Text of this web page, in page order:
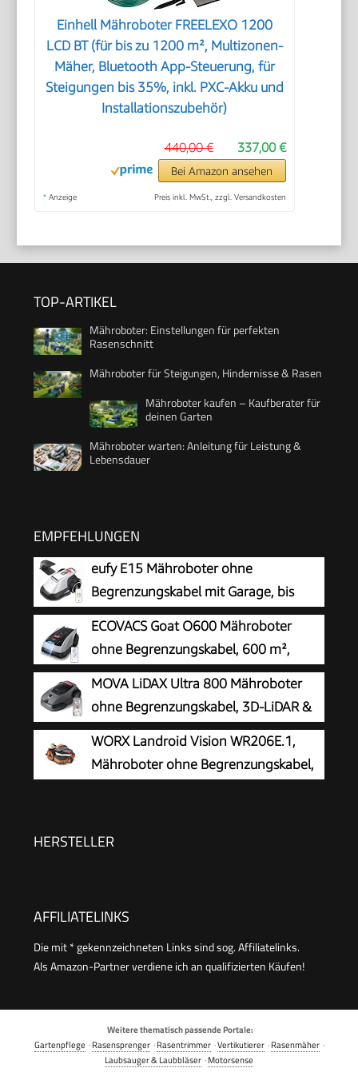
Einhell Mähroboter FREELEXO 1200
LCD BT (für bis zu 1200 m², Multizonen-
Mäher, Bluetooth App-Steuerung, für
Steigungen bis 35%, inkl. PXC-Akku und
Installationszubehör)
337,00 €
440,00 €
Bei Amazon ansehen
* Anzeige Preis inkl. MwSt., zzgl. Versandkosten
TOP-ARTIKEL
Mähroboter: Einstellungen für perfekten
Rasenschnitt
Mähroboter für Steigungen, Hindernisse & Rasen
Mähroboter kaufen – Kaufberater für
deinen Garten
Mähroboter warten: Anleitung für Leistung &
Lebensdauer
EMPFEHLUNGEN
eufy E15 Mähroboter ohne
Begrenzungskabel mit Garage, bis
800m²
ECOVACS Goat O600 Mähroboter
ohne Begrenzungskabel, 600 m²,
RTK+Vision-Navigation,
Rasenmähroboter, KI-Hindernisvermeidung, App
Steuerung, passiert 0,7 m schmale Stellen
MOVA LiDAX Ultra 800 Mähroboter
ohne Begrenzungskabel, 3D-LiDAR &
KI Vision
WORX Landroid Vision WR206E.1,
Mähroboter ohne Begrenzungskabel,
HERSTELLER
AFFILIATELINKS
Die mit * gekennzeichneten Links sind sog. Affiliatelinks.
Als Amazon-Partner verdiene ich an qualifizierten Käufen!
Weitere thematisch passende Portale:
Gartenpflege ·Rasensprenger·Rasentrimmer·Vertikutierer·Rasenmäher·
Laubsauger & Laubbläser ·Motorsense